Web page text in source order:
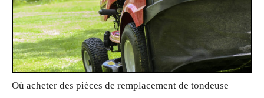
Où acheter des pièces de remplacement de tondeuse